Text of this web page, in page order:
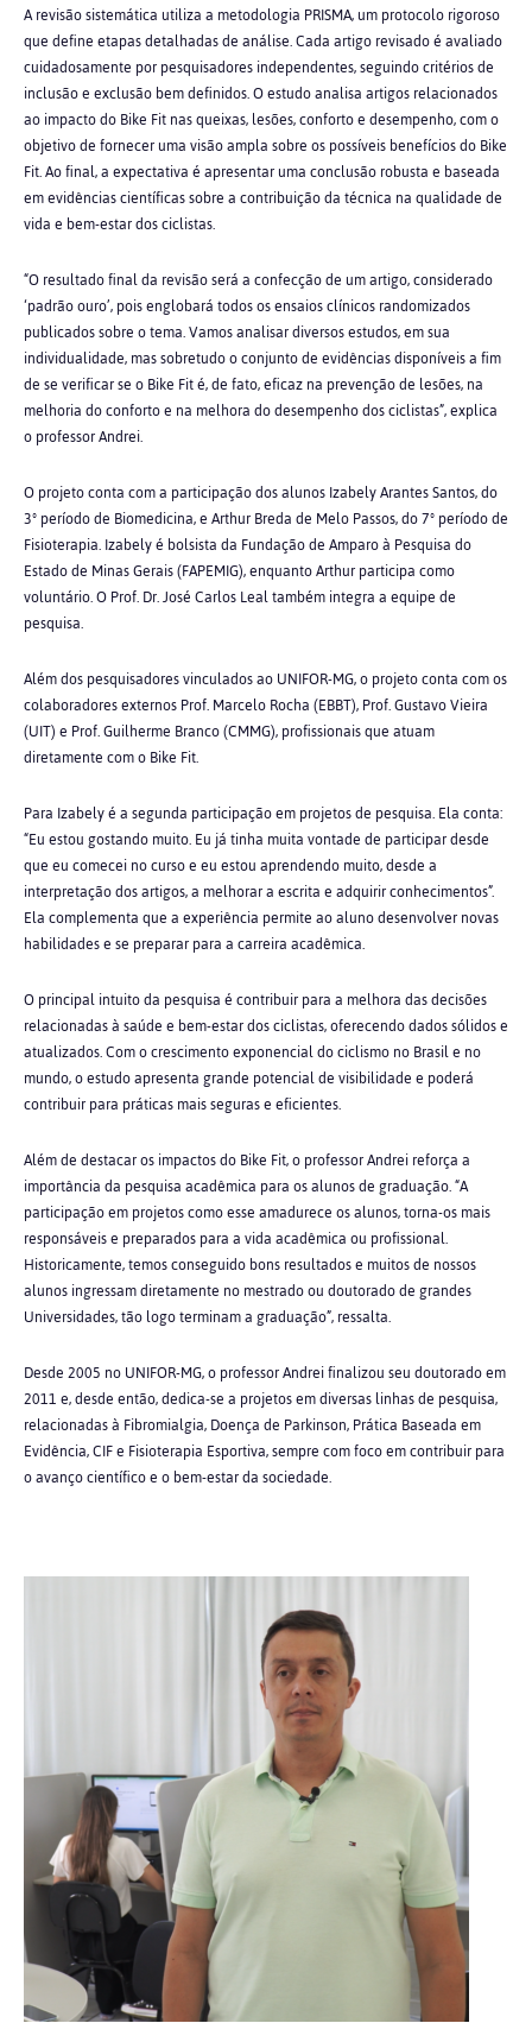
A revisão sistemática utiliza a metodologia PRISMA, um protocolo rigoroso
que define etapas detalhadas de análise. Cada artigo revisado é avaliado
cuidadosamente por pesquisadores independentes, seguindo critérios de
inclusão e exclusão bem definidos. O estudo analisa artigos relacionados
ao impacto do Bike Fit nas queixas, lesões, conforto e desempenho, com o
objetivo de fornecer uma visão ampla sobre os possíveis benefícios do Bike
Fit. Ao final, a expectativa é apresentar uma conclusão robusta e baseada
em evidências científicas sobre a contribuição da técnica na qualidade de
vida e bem-estar dos ciclistas.
“O resultado final da revisão será a confecção de um artigo, considerado
‘padrão ouro’, pois englobará todos os ensaios clínicos randomizados
publicados sobre o tema. Vamos analisar diversos estudos, em sua
individualidade, mas sobretudo o conjunto de evidências disponíveis a fim
de se verificar se o Bike Fit é, de fato, eficaz na prevenção de lesões, na
melhoria do conforto e na melhora do desempenho dos ciclistas”, explica
o professor Andrei.
O projeto conta com a participação dos alunos Izabely Arantes Santos, do
3º período de Biomedicina, e Arthur Breda de Melo Passos, do 7º período de
Fisioterapia. Izabely é bolsista da Fundação de Amparo à Pesquisa do
Estado de Minas Gerais (FAPEMIG), enquanto Arthur participa como
voluntário. O Prof. Dr. José Carlos Leal também integra a equipe de
pesquisa.
Além dos pesquisadores vinculados ao UNIFOR-MG, o projeto conta com os
colaboradores externos Prof. Marcelo Rocha (EBBT), Prof. Gustavo Vieira
(UIT) e Prof. Guilherme Branco (CMMG), profissionais que atuam
diretamente com o Bike Fit.
Para Izabely é a segunda participação em projetos de pesquisa. Ela conta:
“Eu estou gostando muito. Eu já tinha muita vontade de participar desde
que eu comecei no curso e eu estou aprendendo muito, desde a
interpretação dos artigos, a melhorar a escrita e adquirir conhecimentos”.
Ela complementa que a experiência permite ao aluno desenvolver novas
habilidades e se preparar para a carreira acadêmica.
O principal intuito da pesquisa é contribuir para a melhora das decisões
relacionadas à saúde e bem-estar dos ciclistas, oferecendo dados sólidos e
atualizados. Com o crescimento exponencial do ciclismo no Brasil e no
mundo, o estudo apresenta grande potencial de visibilidade e poderá
contribuir para práticas mais seguras e eficientes.
Além de destacar os impactos do Bike Fit, o professor Andrei reforça a
importância da pesquisa acadêmica para os alunos de graduação. “A
participação em projetos como esse amadurece os alunos, torna-os mais
responsáveis e preparados para a vida acadêmica ou profissional.
Historicamente, temos conseguido bons resultados e muitos de nossos
alunos ingressam diretamente no mestrado ou doutorado de grandes
Universidades, tão logo terminam a graduação”, ressalta.
Desde 2005 no UNIFOR-MG, o professor Andrei finalizou seu doutorado em
2011 e, desde então, dedica-se a projetos em diversas linhas de pesquisa,
relacionadas à Fibromialgia, Doença de Parkinson, Prática Baseada em
Evidência, CIF e Fisioterapia Esportiva, sempre com foco em contribuir para
o avanço científico e o bem-estar da sociedade.